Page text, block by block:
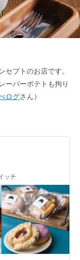
セプトのお店です。
ーバーポテトも拘り
ログさん）
ッチ